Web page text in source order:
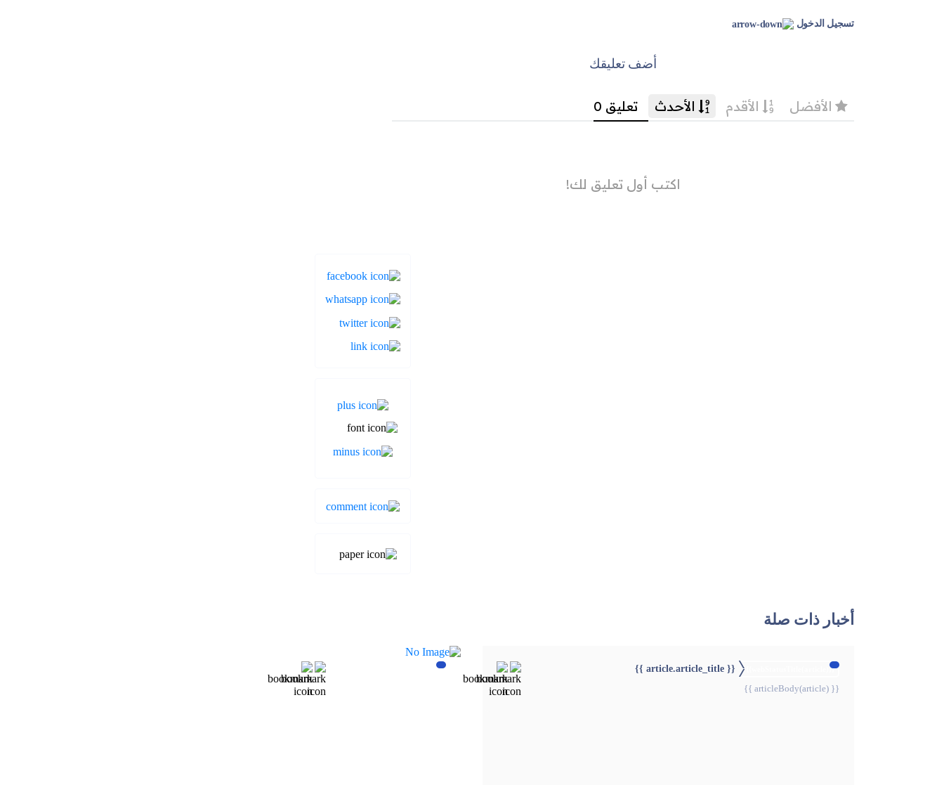
تسجيل الدخول
أضف تعليقك
أخبار ذات صلة
{{webStatusTitle(article)}}
{{ article.article_title }}
{{ articleBody(article) }}